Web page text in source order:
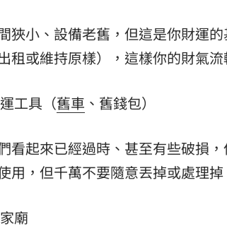
狹小、設備老舊，但這是你財運
出租或維持原樣），這樣你的財氣
工具（舊車 、舊錢包）
看起來已經過時、甚至有些破損
用，但千萬不要隨意丟掉或處理掉
廟